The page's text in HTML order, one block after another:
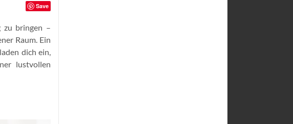
Save
zu bringen –
Raum. Ein
dich ein,
lustvollen